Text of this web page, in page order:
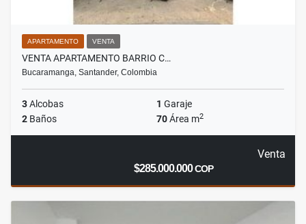
APARTAMENTO VENTA
VENTA APARTAMENTO BARRIO C…
Bucaramanga, Santander, Colombia
3Alcobas 1 Garaje
2 Baños 70Área m2
Venta
$285.000.000COP